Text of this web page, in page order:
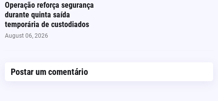
Operação reforça segurança
durante quinta saída
temporária de custodiados
August 06, 2026
Postar um comentário